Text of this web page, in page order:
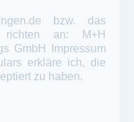
bzw. das
richten an: M+H
GmbH
Impressum
erkläre ich, die
zu haben.